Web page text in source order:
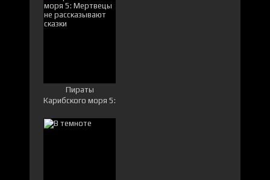
Пираты
Карибского моря 5:
рассказывают